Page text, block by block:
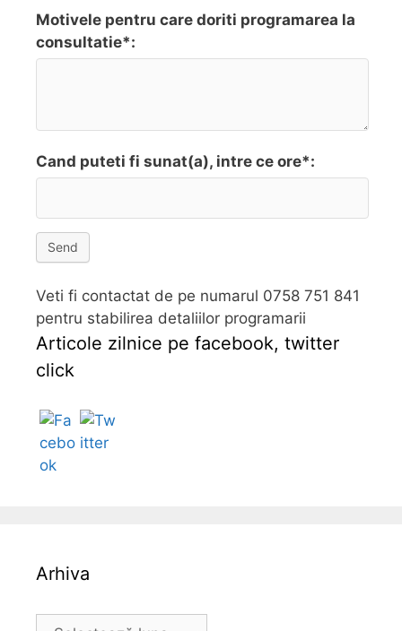
Motivele pentru care doriti programarea la
consultatie*:
Cand puteti fi sunat(a), intre ce ore*:
Send
Veti fi contactat de pe numarul 0758 751 841
pentru stabilirea detaliilor programarii
Articole zilnice pe facebook, twitter
click
Arhiva